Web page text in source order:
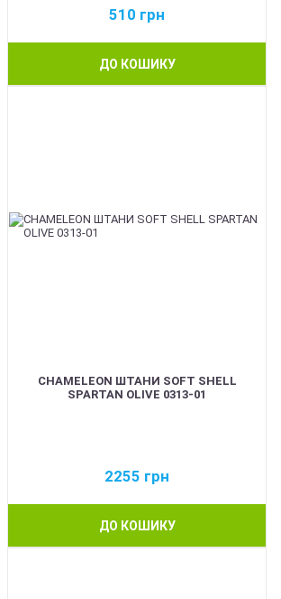
510 грн
ДО КОШИКУ
CHAMELEON ШТАНИ SOFT SHELL
SPARTAN OLIVE 0313-01
2255 грн
ДО КОШИКУ